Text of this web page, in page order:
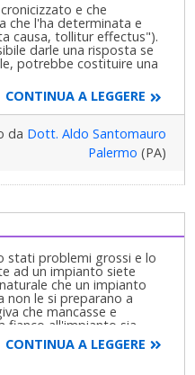
e che
che l'ha determinata e
causa, tollitur effectus").
darle una risposta se
potrebbe costituire una
CONTINUA A LEGGERE
da Dott. Aldo Santomauro
Palermo (PA)
stati problemi grossi e lo
ad un impianto siete
che un impianto
non le si preparano a
che mancasse e
fianco all'impianto sia
si faccia mettere subito
grave del tessuto osseo
CONTINUA A LEGGERE